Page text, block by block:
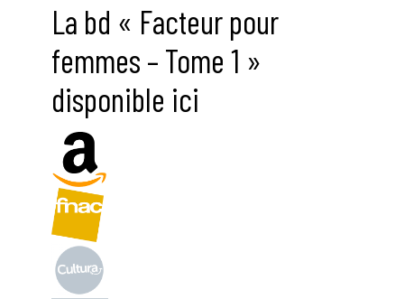
La bd « Facteur pour
femmes – Tome 1 »
disponible ici